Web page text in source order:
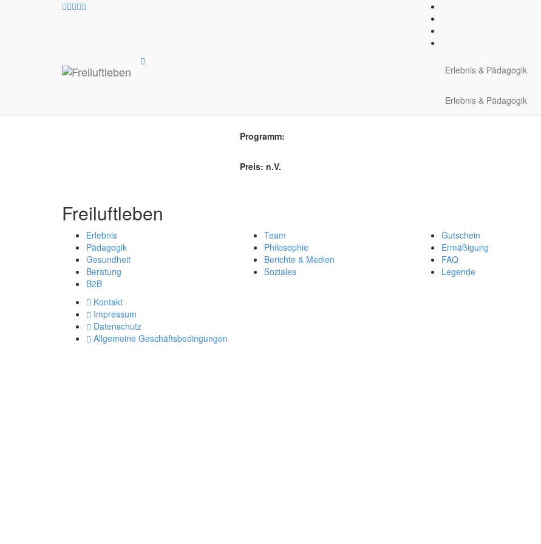
Erlebnis & Pädagogik
Erlebnis & Pädagogik
Programm- und Terminwahl
Programm:
Preis: n.V.
Freiluftleben
Erlebnis
Pädagogik
Gesundheit
Beratung
B2B
Team
Philosophie
Berichte & Medien
Soziales
Gutschein
Ermäßigung
FAQ
Legende
Kontakt
Impressum
Datenschutz
Allgemeine Geschäftsbedingungen